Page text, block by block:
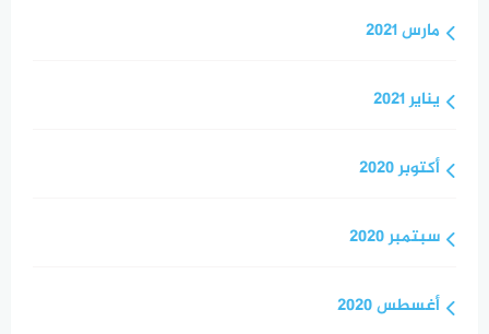
مارس 2021
يناير 2021
أكتوبر 2020
سبتمبر 2020
أغسطس 2020